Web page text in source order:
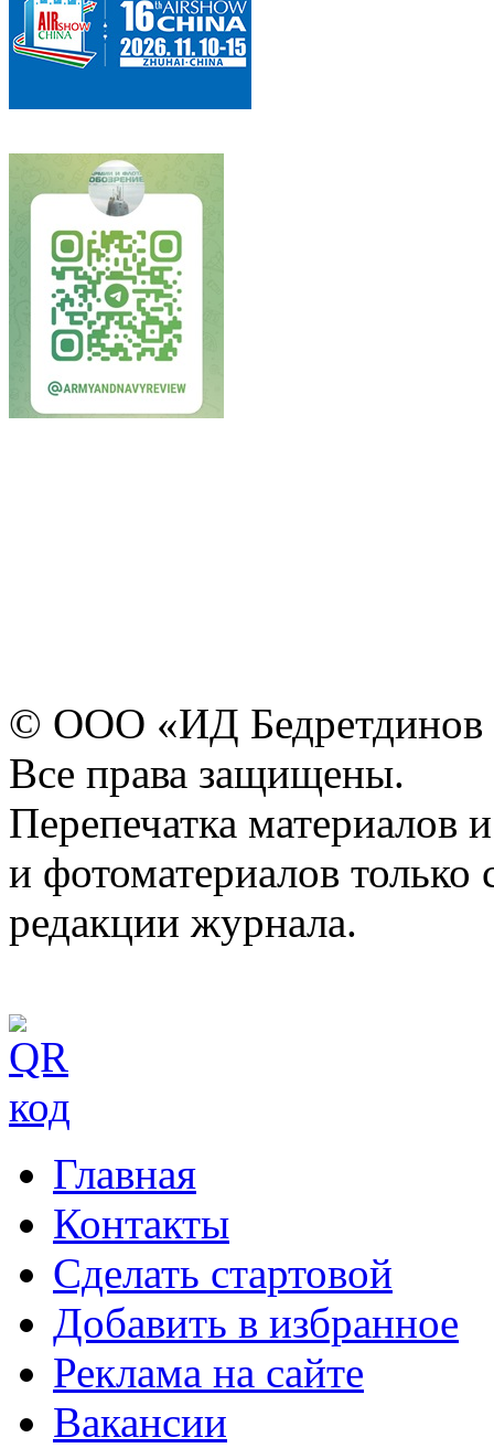
© ООО «ИД
Все права защищены.
Перепечатка материалов
и фотоматериалов
редакции журнала.
Главная
Контакты
Сделать стартовой
Добавить в избранное
Реклама на сайте
Вакансии